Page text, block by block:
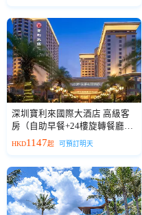
深圳寶利來國際大酒店 高級客
房（自助早餐+24樓旋轉餐廳豪
華海鮮自助晚餐）
HKD1147起 可預訂明天